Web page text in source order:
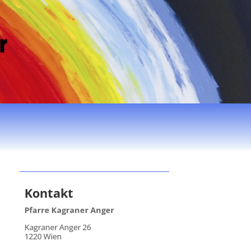
Kontakt
Pfarre Kagraner Anger
Kagraner Anger 26
1220 Wien